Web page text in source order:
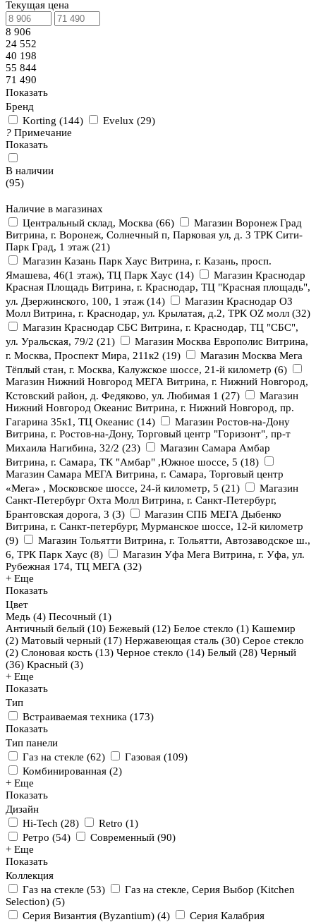
Текущая цена
8 906
24 552
40 198
55 844
71 490
Показать
Бренд
Korting (144) Evelux (29)
? Примечание
Показать
В наличии
(95)
Наличие в магазинах
Центральный склад, Москва (66)
Магазин Воронеж Град
Витрина, г. Воронеж, Солнечный п, Парковая ул, д. 3 ТРК Сити-
Парк Град, 1 этаж (21)
Магазин Казань Парк Хаус Витрина, г. Казань, просп.
Ямашева, 46(1 этаж), ТЦ Парк Хаус (14)
Магазин Краснодар
Красная Площадь Витрина, г. Краснодар, ТЦ "Красная площадь",
ул. Дзержинского, 100, 1 этаж (14)
Магазин Краснодар ОЗ
Молл Витрина, г. Краснодар, ул. Крылатая, д.2, ТРК OZ молл (32)
Магазин Краснодар СБС Витрина, г. Краснодар, ТЦ "СБС",
ул. Уральская, 79/2 (21)
Магазин Москва Европолис Витрина,
г. Москва, Проспект Мира, 211к2 (19)
Магазин Москва Мега
Тёплый стан, г. Москва, Калужское шоссе, 21-й километр (6)
Магазин Нижний Новгород МЕГА Витрина, г. Нижний Новгород,
Кстовский район, д. Федяково, ул. Любимая 1 (27)
Магазин
Нижний Новгород Океанис Витрина, г. Нижний Новгород, пр.
Гагарина 35к1, ТЦ Океанис (14)
Магазин Ростов-на-Дону
Витрина, г. Ростов-на-Дону, Торговый центр "Горизонт", пр-т
Михаила Нагибина, 32/2 (23)
Магазин Самара Амбар
Витрина, г. Самара, ТК "Амбар" ,Южное шоссе, 5 (18)
Магазин Самара МЕГА Витрина, г. Самара, Торговый центр
«Мега» , Московское шоссе, 24-й километр, 5 (21)
Магазин
Санкт-Петербург Охта Молл Витрина, г. Санкт-Петербург,
Брантовская дорога, 3 (3)
Магазин СПБ МЕГА Дыбенко
Витрина, г. Санкт-петербург, Мурманское шоссе, 12-й километр
(9)
Магазин Тольятти Витрина, г. Тольятти, Автозаводское ш.,
6, ТРК Парк Хаус (8)
Магазин Уфа Мега Витрина, г. Уфа, ул.
Рубежная 174, ТЦ МЕГА (32)
+ Еще
Показать
Цвет
Медь (4) Песочный (1)
Античный белый (10) Бежевый (12) Белое стекло (1) Кашемир
(2) Матовый черный (17) Нержавеющая сталь (30) Серое стекло
(2) Слоновая кость (13) Черное стекло (14) Белый (28) Черный
(36) Красный (3)
+ Еще
Показать
Тип
Встраиваемая техника (173)
Показать
Тип панели
Газ на стекле (62) Газовая (109)
Комбинированная (2)
+ Еще
Показать
Дизайн
Hi-Tech (28) Retro (1)
Ретро (54) Современный (90)
+ Еще
Показать
Коллекция
Газ на стекле (53)
Газ на стекле, Серия Выбор (Kitchen
Selection) (5)
Серия Византия (Byzantium) (4)
Серия Калабрия